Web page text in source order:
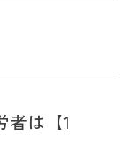
者は【1